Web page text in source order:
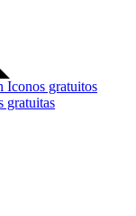
Iconos gratuitos
gratuitas